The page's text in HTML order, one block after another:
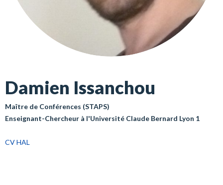
Damien Issanchou
Maître de Conférences (STAPS)
Enseignant-Chercheur à l'Université Claude Bernard Lyon 1
CV HAL